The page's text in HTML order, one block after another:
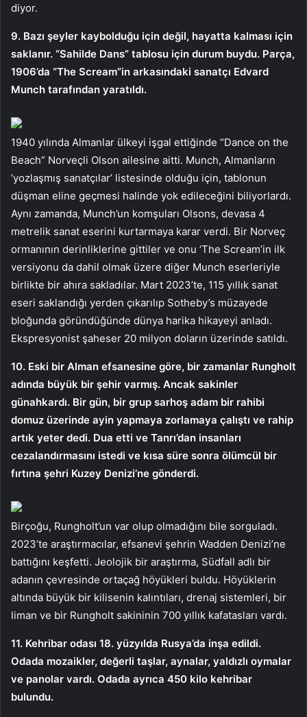
diyor.
9. Bazı şeyler kaybolduğu için değil, hayatta kalması için
saklanır. “Sahilde Dans” tablosu için durum buydu. Parça,
1906’da “The Scream”in arkasındaki sanatçı Edvard
Munch tarafından yaratıldı.
1940 yılında Almanlar ülkeyi işgal ettiğinde “Dance on the
Beach” Norveçli Olson ailesine aitti. Munch, Almanların
‘yozlaşmış sanatçılar’ listesinde olduğu için, tablonun
düşman eline geçmesi halinde yok edileceğini biliyorlardı.
Aynı zamanda, Munch’un komşuları Olsons, devasa 4
metrelik sanat eserini kurtarmaya karar verdi. Bir Norveç
ormanının derinliklerine gittiler ve onu ‘The Scream’in ilk
versiyonu da dahil olmak üzere diğer Munch eserleriyle
birlikte bir ahıra sakladılar. Mart 2023’te, 115 yıllık sanat
eseri saklandığı yerden çıkarılıp Sotheby’s müzayede
bloğunda göründüğünde dünya harika hikayeyi anladı.
Ekspresyonist şaheser 20 milyon doların üzerinde satıldı.
10. Eski bir Alman efsanesine göre, bir zamanlar Rungholt
adında büyük bir şehir varmış. Ancak sakinler
günahkardı. Bir gün, bir grup sarhoş adam bir rahibi
domuz üzerinde ayin yapmaya zorlamaya çalıştı ve rahip
artık yeter dedi. Dua etti ve Tanrı’dan insanları
cezalandırmasını istedi ve kısa süre sonra ölümcül bir
fırtına şehri Kuzey Denizi’ne gönderdi.
Birçoğu, Rungholt’un var olup olmadığını bile sorguladı.
2023’te araştırmacılar, efsanevi şehrin Wadden Denizi’ne
battığını keşfetti. Jeolojik bir araştırma, Südfall adlı bir
adanın çevresinde ortaçağ höyükleri buldu. Höyüklerin
altında büyük bir kilisenin kalıntıları, drenaj sistemleri, bir
liman ve bir Rungholt sakininin 700 yıllık kafatasları vardı.
11. Kehribar odası 18. yüzyılda Rusya’da inşa edildi.
Odada mozaikler, değerli taşlar, aynalar, yaldızlı oymalar
ve panolar vardı. Odada ayrıca 450 kilo kehribar
bulundu.